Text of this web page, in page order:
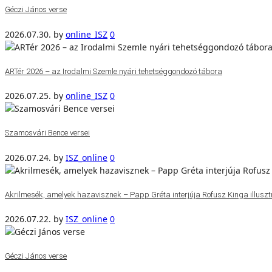
Géczi János verse
2026.07.30. by online_ISZ 0
ARTér 2026 – az Irodalmi Szemle nyári tehetséggondozó tábora
2026.07.25. by online_ISZ 0
Szamosvári Bence versei
2026.07.24. by ISZ_online 0
Akrilmesék, amelyek hazavisznek – Papp Gréta interjúja Rofusz Kinga
2026.07.22. by ISZ_online 0
Géczi János verse